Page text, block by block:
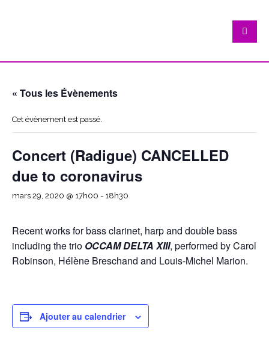
« Tous les Évènements
Cet évènement est passé.
Concert (Radigue) CANCELLED
due to coronavirus
mars 29, 2020 @ 17h00 - 18h30
Recent works for bass clarinet, harp and double bass
including the trio OCCAM DELTA XIII, performed by Carol
Robinson, Hélène Breschand and Louis-Michel Marion.
Ajouter au calendrier